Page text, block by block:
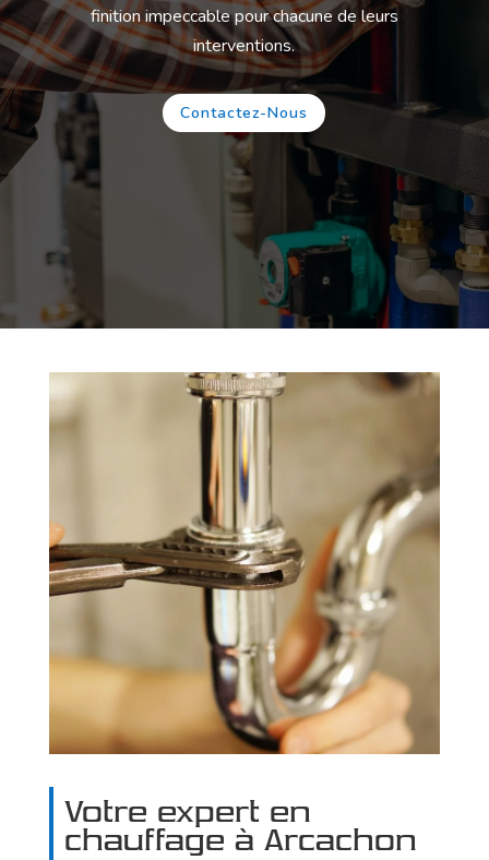
finition impeccable pour chacune de leurs
interventions.
Contactez-Nous
Votre expert en
chauffage à Arcachon